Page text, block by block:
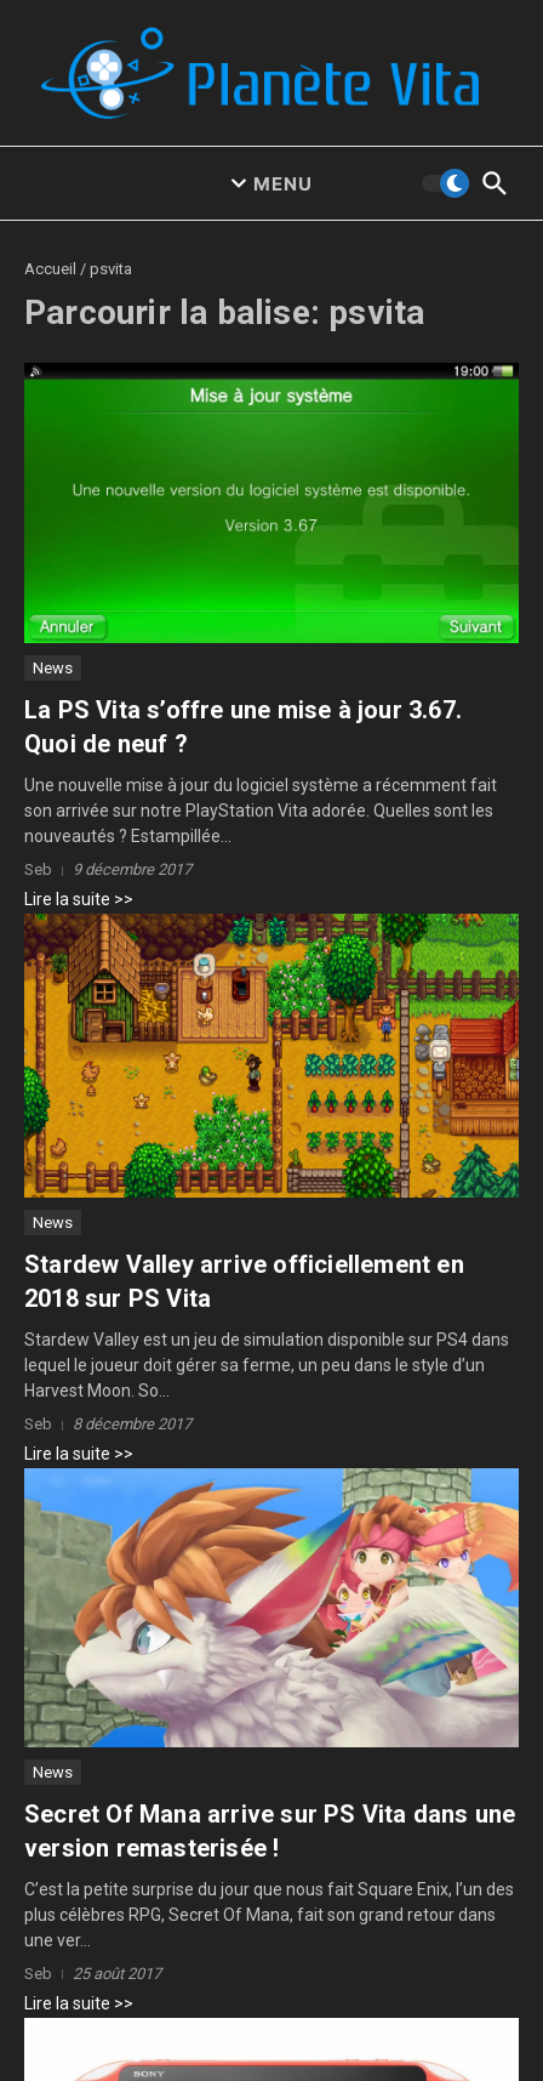
MENU
Accueil / psvita
Parcourir la balise: psvita
News
La PS Vita s’offre une mise à jour 3.67.
Quoi de neuf ?
Une nouvelle mise à jour du logiciel système a récemment fait
son arrivée sur notre PlayStation Vita adorée. Quelles sont les
nouveautés ? Estampillée...
Seb 9 décembre 2017
Lire la suite >>
News
Stardew Valley arrive officiellement en
2018 sur PS Vita
Stardew Valley est un jeu de simulation disponible sur PS4 dans
lequel le joueur doit gérer sa ferme, un peu dans le style d’un
Harvest Moon. So...
Seb 8 décembre 2017
Lire la suite >>
News
Secret Of Mana arrive sur PS Vita dans une
version remasterisée !
C’est la petite surprise du jour que nous fait Square Enix, l’un des
plus célèbres RPG, Secret Of Mana, fait son grand retour dans
une ver...
Seb 25 août 2017
Lire la suite >>